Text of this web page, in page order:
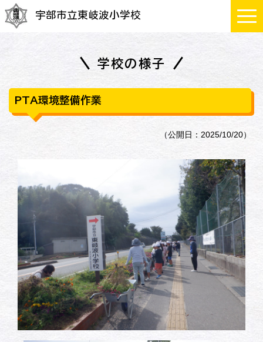
宇部市立東岐波小学校
学校の様子
PTA環境整備作業
（公開日：2025/10/20）